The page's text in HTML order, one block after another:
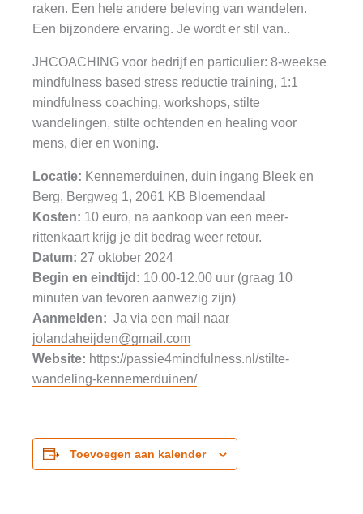
raken. Een hele andere beleving van wandelen.
Een bijzondere ervaring. Je wordt er stil van..
JHCOACHING voor bedrijf en particulier: 8-weekse
mindfulness based stress reductie training, 1:1
mindfulness coaching, workshops, stilte
wandelingen, stilte ochtenden en healing voor
mens, dier en woning.
Locatie: Kennemerduinen, duin ingang Bleek en
Berg, Bergweg 1, 2061 KB Bloemendaal
Kosten: 10 euro, na aankoop van een meer-
rittenkaart krijg je dit bedrag weer retour.
Datum: 27 oktober 2024
Begin en eindtijd: 10.00-12.00 uur (graag 10
minuten van tevoren aanwezig zijn)
Aanmelden: Ja via een mail naar
jolandaheijden@gmail.com
Website: https://passie4mindfulness.nl/stilte-
wandeling-kennemerduinen/
Toevoegen aan kalender